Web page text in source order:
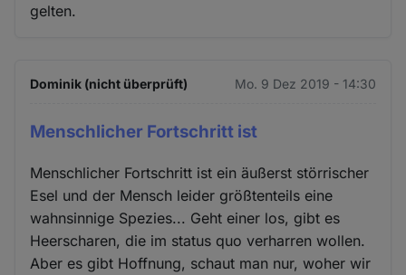
gelten.
Dominik (nicht überprüft) Mo. 9 Dez 2019 - 14:30
Menschlicher Fortschritt ist
Menschlicher Fortschritt ist ein äußerst störrischer
Esel und der Mensch leider größtenteils eine
wahnsinnige Spezies... Geht einer los, gibt es
Heerscharen, die im status quo verharren wollen.
Aber es gibt Hoffnung, schaut man nur, woher wir